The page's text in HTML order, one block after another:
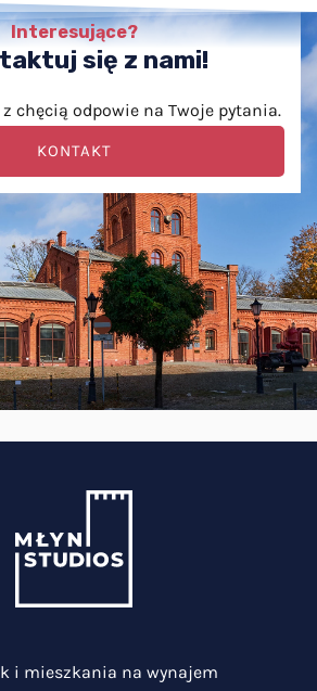
Interesujące?
się z nami!
chęcią odpowie na Twoje pytania.
KONTAKT
i mieszkania na wynajem